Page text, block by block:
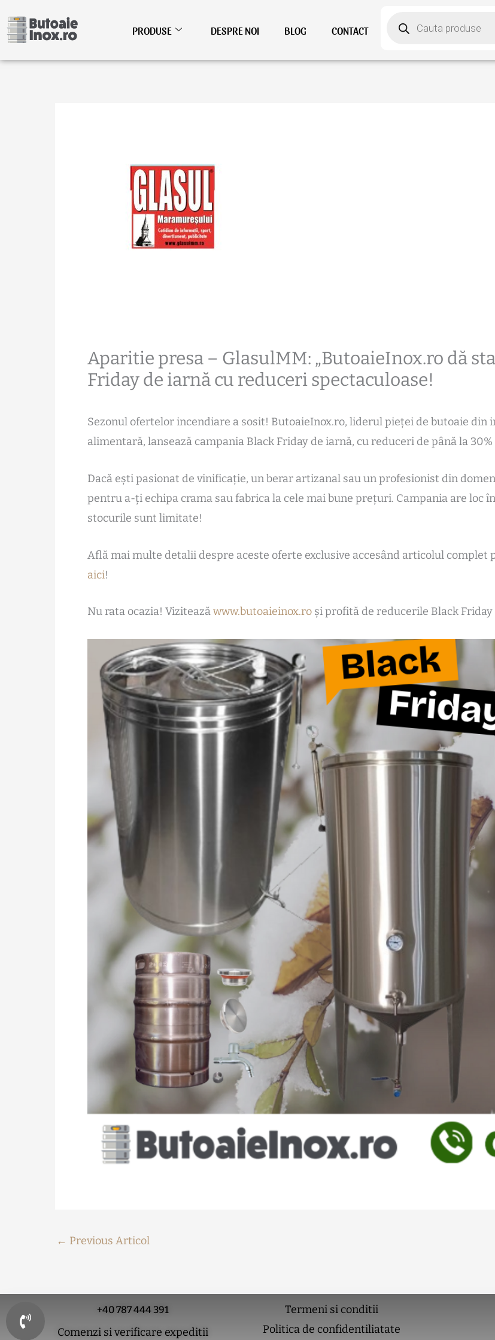
to
PRODUSE DESPRE NOI BLOG CONTACT
search
Aparitie presa – GlasulMM: „ButoaieInox.ro dă
Friday de iarnă cu reduceri spectaculoase!
Sezonul ofertelor incendiare a sosit! ButoaieInox.ro, liderul pieței de butoaie
alimentară, lansează campania Black Friday de iarnă, cu reduceri de până la
Dacă ești pasionat de vinificație, un berar artizanal sau un profesionist din
pentru a-ți echipa crama sau fabrica la cele mai bune prețuri. Campania are loc
stocurile sunt limitate!
Află mai multe detalii despre aceste oferte exclusive accesând articolul complet
aici!
Nu rata ocazia! Viziteazăwww.butoaieinox.ro și profită de reducerile Black Friday
← Previous Articol
+40 787 444 391
Comenzi si verificare expeditii
Termeni si conditii
Politica de confidentiliatate